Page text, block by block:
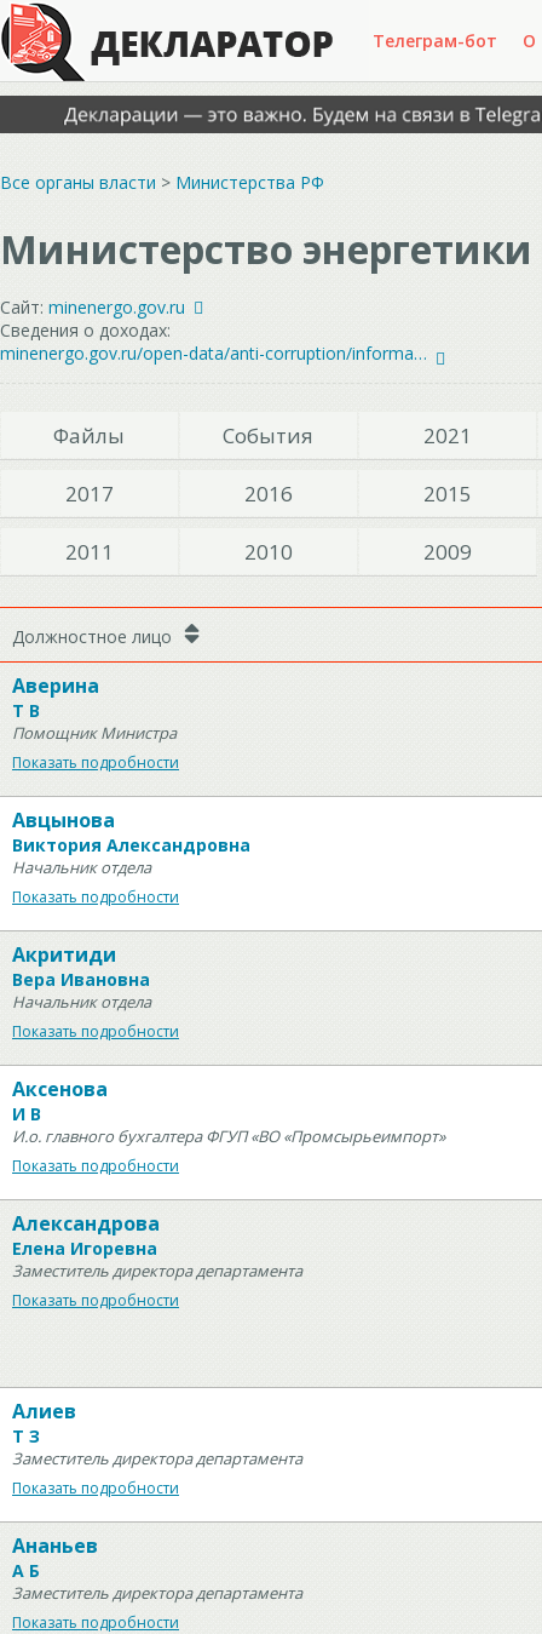
Телеграм-бот О
Все органы власти > Министерства РФ
Министерство энергетики
Сайт: minenergo.gov.ru
Сведения о доходах:
minenergo.gov.ru/open-data/anti-corruption/information-on-income-expenses-property-and-property-obligations
Файлы События 2021
2017 2016 2015
2011 2010 2009
Должностное лицо
Аверина
Т В
Помощник Министра
Показать подробности
Авцынова
Виктория Александровна
Начальник отдела
Показать подробности
Акритиди
Вера Ивановна
Начальник отдела
Показать подробности
Аксенова
И В
И.о. главного бухгалтера ФГУП «ВО «Промсырьеимпорт»
Показать подробности
Александрова
Елена Игоревна
Заместитель директора департамента
Показать подробности
Алиев
Т З
Заместитель директора департамента
Показать подробности
Ананьев
А Б
Заместитель директора департамента
Показать подробности